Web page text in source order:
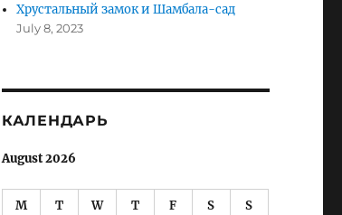
Хрустальный замок и Шамбала-сад
July 8, 2023
КАЛЕНДАРЬ
August 2026
M T W T F S S